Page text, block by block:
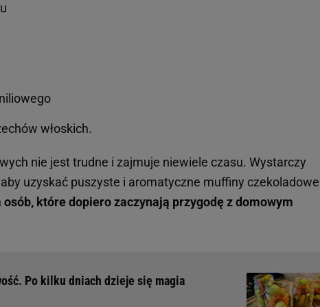
włoskich.
nie jest trudne i zajmuje niewiele czasu. Wystarczy
uzyskać puszyste i aromatyczne muffiny
które dopiero zaczynają przygodę z domowym
Po kilku dniach dzieje się magia